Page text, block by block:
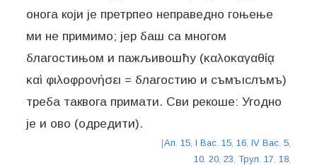
онога који је претрпео неправедно гоњење
ми не примимо; јер баш са многом
благостињом и пажљивошћу (καλοκαγαθίᾳ
καὶ φιλοφρονήσει = благостию и съмъıслъмъ)
треба таквога примати. Сви рекоше: Угодно
је и ово (одредити).
[Ап. 15, I Вас. 15, 16, IV Вас. 5,
10, 20, 23 Трул. 17 18,